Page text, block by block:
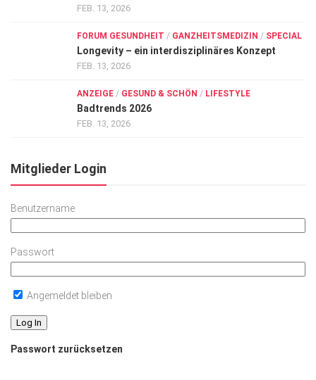
FEB. 13, 2026
FORUM GESUNDHEIT / GANZHEITSMEDIZIN / SPECIAL
Longevity – ein interdisziplinäres Konzept
FEB. 13, 2026
ANZEIGE / GESUND & SCHÖN / LIFESTYLE
Badtrends 2026
FEB. 13, 2026
Mitglieder Login
Benutzername
Passwort
Angemeldet bleiben
Passwort zurücksetzen